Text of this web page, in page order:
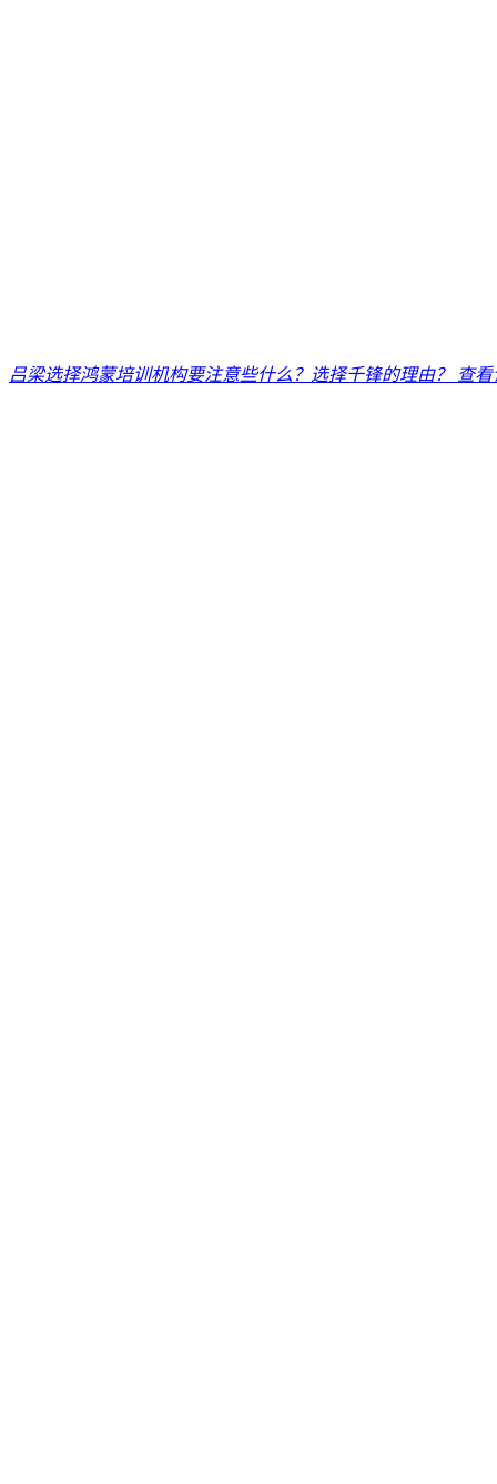
吕梁选择鸿蒙培训机构要注意些什么？选择千锋的理由？ 查